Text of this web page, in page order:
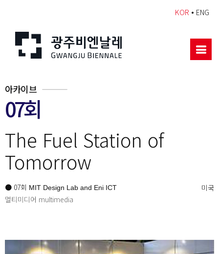
KOR • ENG
아카이브
07회
The Fuel Station of
Tomorrow
● 07회 MIT Design Lab and Eni ICT
미국
멀티미디어 multimedia